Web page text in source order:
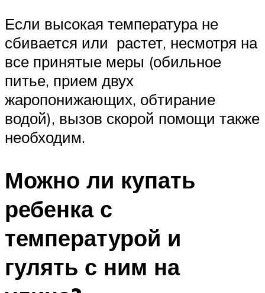
Если высокая температура не
сбивается или растет, несмотря на
все принятые меры (обильное
питье, прием двух
жаропонижающих, обтирание
водой), вызов скорой помощи также
необходим.
Можно ли купать
ребенка с
температурой и
гулять с ним на